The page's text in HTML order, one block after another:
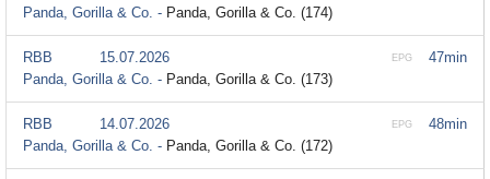
Panda, Gorilla & Co. - Panda, Gorilla & Co. (174)
47min
EPG
RBB
15.07.2026
Panda, Gorilla & Co. - Panda, Gorilla & Co. (173)
48min
EPG
RBB
14.07.2026
Panda, Gorilla & Co. - Panda, Gorilla & Co. (172)